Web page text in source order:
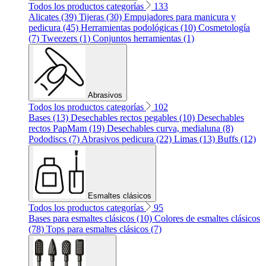
Todos los productos categorías
133
Alicates (39) Tijeras (30) Empujadores para manicura y
pedicura (45) Herramientas podológicas (10) Cosmetología
(7) Tweezers (1) Conjuntos herramientas (1)
Abrasivos
Todos los productos categorías
102
Bases (13) Desechables rectos pegables (10) Desechables
rectos PapMam (19) Desechables curva, medialuna (8)
Pododiscs (7) Abrasivos pedicura (22) Limas (13) Buffs (12)
Esmaltes clásicos
Todos los productos categorías
95
Bases para esmaltes clásicos (10) Colores de esmaltes clásicos
(78) Tops para esmaltes clásicos (7)